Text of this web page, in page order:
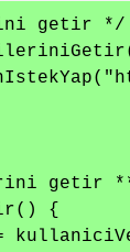
getir */
getir
{